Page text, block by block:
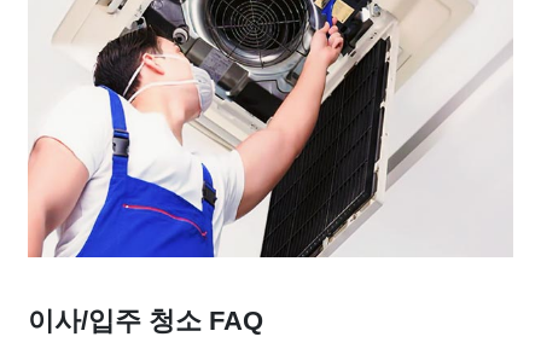
이사/입주 청소 FAQ